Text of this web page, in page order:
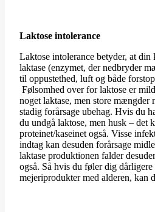
Laktose intolerance
Laktose intolerance betyder, at
laktase (enzymet, der nedbryder
til oppustethed, luft og både
Følsomhed over for laktose er
noget laktase, men store mængder
stadig forårsage ubehag. Hvis du
du undgå laktose, men husk – det
proteinet/kaseinet også. Visse
indtag kan desuden forårsage
laktase produktionen falder
også. Så hvis du føler dig
mejeriprodukter med alderen, kan